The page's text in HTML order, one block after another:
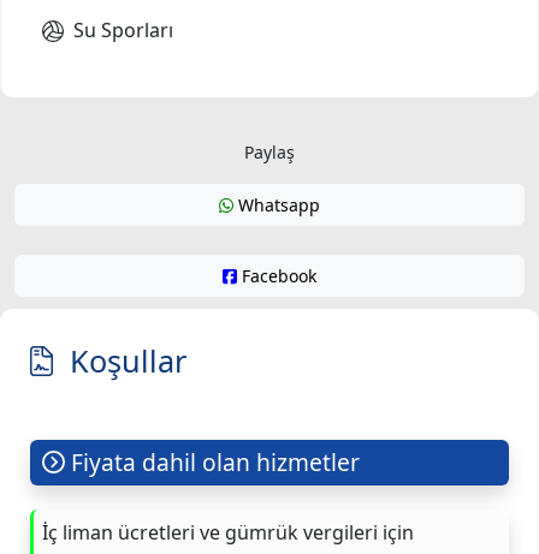
Su Sporları
Paylaş
Whatsapp
Facebook
Koşullar
Fiyata dahil olan hizmetler
İç liman ücretleri ve gümrük vergileri için